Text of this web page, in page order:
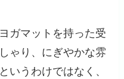
ガマットを持った受
ゃり、にぎやかな雰
いうわけではなく、